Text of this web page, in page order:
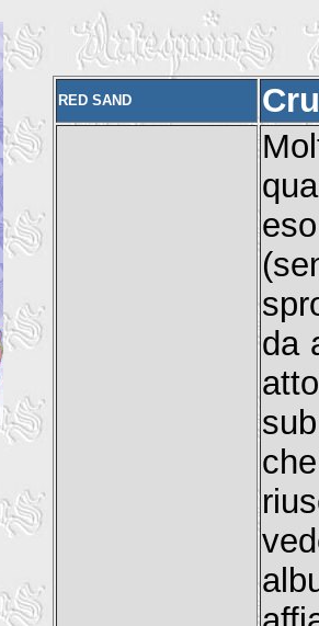
RED SAND
da